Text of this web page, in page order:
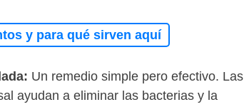
y para qué sirven aquí
Un remedio simple pero efectivo. Las
ayudan a eliminar las bacterias y la